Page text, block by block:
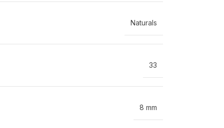
Naturals
33
8 mm